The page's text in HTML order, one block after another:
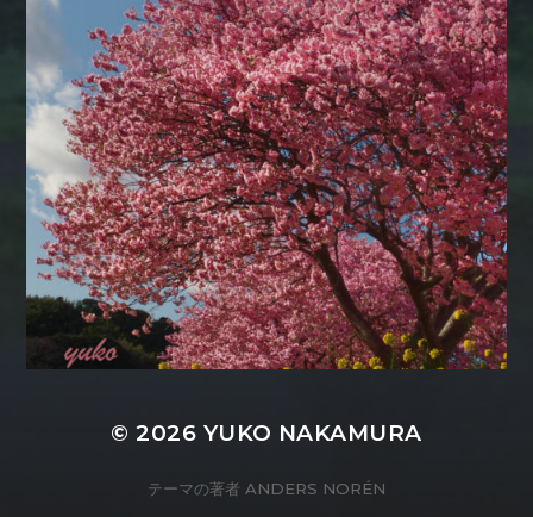
© 2026 YUKO NAKAMURA
テーマの著者 ANDERS NORÉN